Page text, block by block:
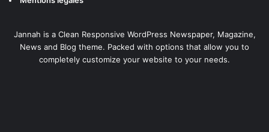
Jannah is a Clean Responsive WordPress Newspaper, Magazine,
News and Blog theme. Packed with options that allow you to
completely customize your website to your needs.